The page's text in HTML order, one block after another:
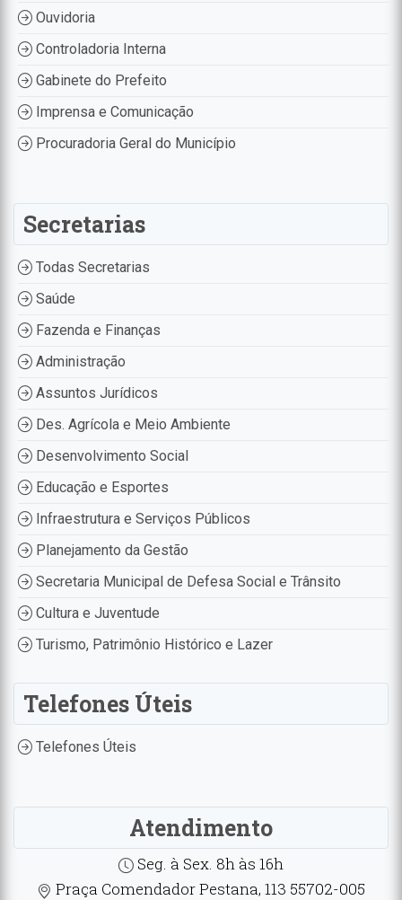
Ouvidoria
Controladoria Interna
Gabinete do Prefeito
Imprensa e Comunicação
Procuradoria Geral do Município
Secretarias
Todas Secretarias
Saúde
Fazenda e Finanças
Administração
Assuntos Jurídicos
Des. Agrícola e Meio Ambiente
Desenvolvimento Social
Educação e Esportes
Infraestrutura e Serviços Públicos
Planejamento da Gestão
Secretaria Municipal de Defesa Social e Trânsito
Cultura e Juventude
Turismo, Patrimônio Histórico e Lazer
Telefones Úteis
Telefones Úteis
Atendimento
Seg. à Sex. 8h às 16h
Praça Comendador Pestana, 113 55702-005